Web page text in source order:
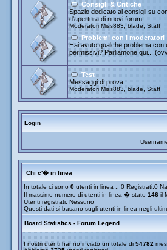
Consigli & Critiche
Spazio dedicato ai consigli su
d'apertura di nuovi forum
Moderatori Miss883 blade Staff
Problemi con i moderatori
Hai avuto qualche problema
permissivi? Parliamone qui...
Test
Messaggi di prova
Moderatori Miss883 blade Staff
Login
Chi c'� in linea
In totale ci sono 0 utenti in linea :: 0 Registrati,0
Il massimo numero di utenti in linea � stato 146 il
Utenti registrati: Nessuno
Questi dati si basano sugli utenti in linea negli
Board Statistics - Forum Legend
I nostri utenti hanno inviato un totale di 54782